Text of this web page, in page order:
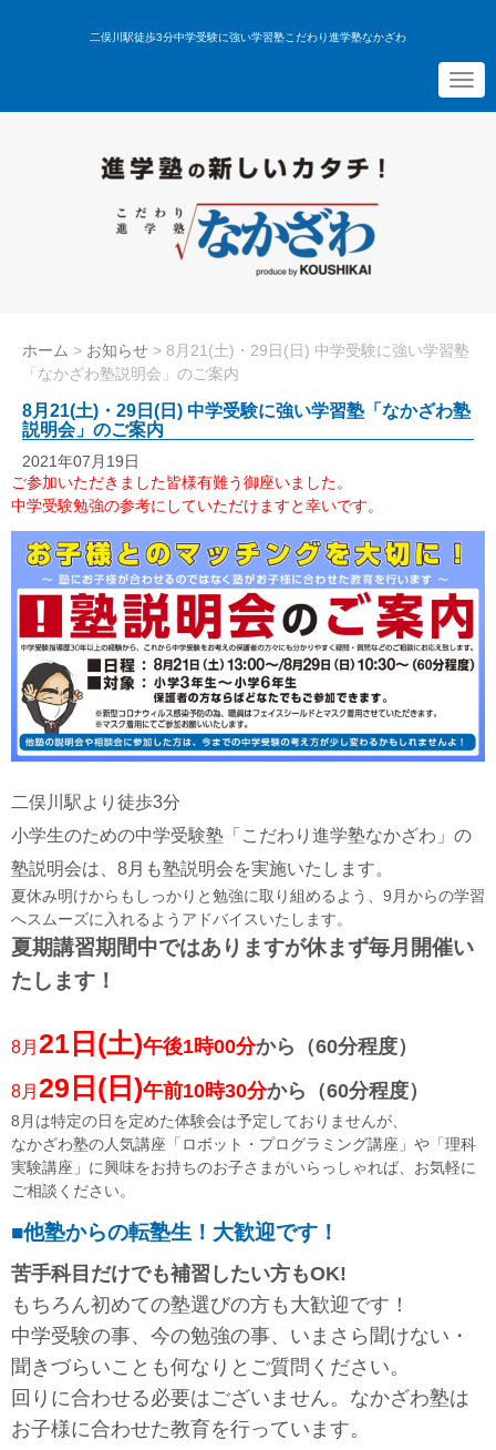
二俣川駅徒歩3分中学受験に強い学習塾こだわり進学塾なかざわ
N
a
v
ホーム > お知らせ > 8月21(土)・29日(日) 中学受験に強い学習塾
「なかざわ塾説明会」のご案内
8月21(土)・29日(日) 中学受験に強い学習塾「なかざわ塾
説明会」のご案内
2021年07月19日
ご参加いただきました皆様有難う御座いました。
中学受験勉強の参考にしていただけますと幸いです。
二俣川駅より徒歩3分
小学生のための中学受験塾「こだわり進学塾なかざわ」の
塾説明会は、8月も塾説明会を実施いたします。
夏休み明けからもしっかりと勉強に取り組めるよう、9月からの学習
へスムーズに入れるようアドバイスいたします。
夏期講習期間中ではありますが休まず毎月開催い
たします！
8月 21 日 (土)午後1時00分から（60分程度）
8月 29 日 (日)午前10時30分から（60分程度）
8月は特定の日を定めた体験会は予定しておりませんが、
なかざわ塾の人気講座「ロボット・プログラミング講座」や「理科
実験講座」に興味をお持ちのお子さまがいらっしゃれば、お気軽に
ご相談ください。
■他塾からの転塾生！大歓迎です！
苦手科目だけでも補習したい方もOK!
もちろん初めての塾選びの方も大歓迎です！
中学受験の事、今の勉強の事、いまさら聞けない・
聞きづらいことも何なりとご質問ください。
回りに合わせる必要はございません。なかざわ塾は
お子様に合わせた教育を行っています。